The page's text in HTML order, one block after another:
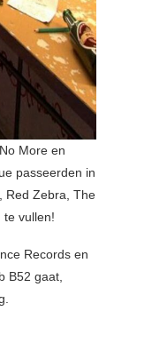
More en
passeerden in
Red Zebra, The
te vullen!
Records en
B52 gaat,